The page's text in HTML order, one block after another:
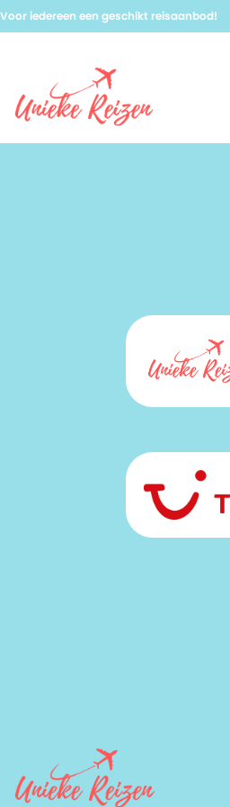
Voor iedereen een geschikt reisaanbod!